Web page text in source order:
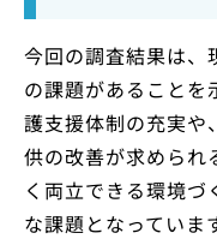
今回の調査結果は、
の課題があることを
護支援体制の充実や
供の改善が求められ
く両立できる環境
な課題となっていま